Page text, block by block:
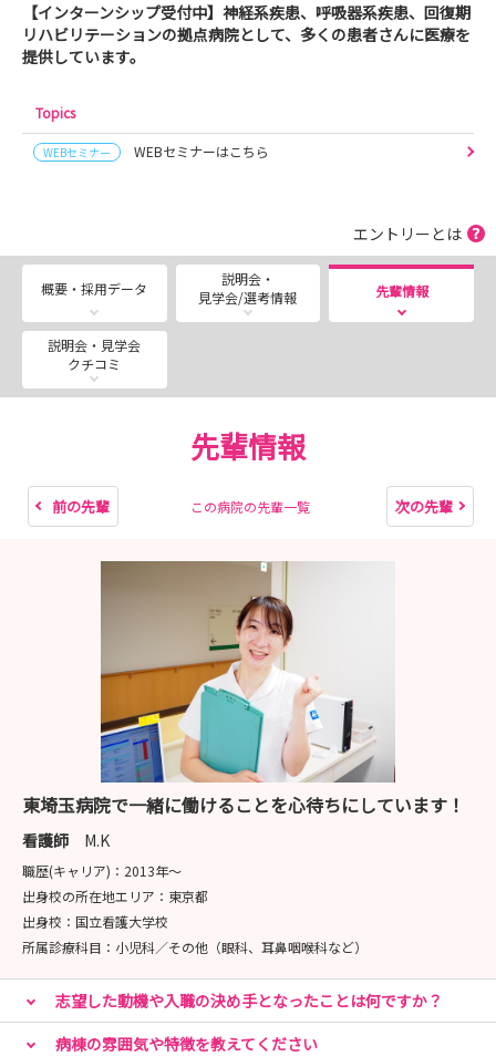
【インターンシップ受付中】神経系疾患、呼吸器系疾患、回復期
リハビリテーションの拠点病院として、多くの患者さんに医療を
提供しています。
Topics
WEBセミナー WEBセミナーはこちら
エントリーとは
概要・採用データ
説明会・
見学会/選考情報
先輩情報
説明会・見学会
クチコミ
先輩情報
前の先輩 この病院の先輩一覧 次の先輩
東埼玉病院で一緒に働けることを心待ちにしています！
看護師 M.K
職歴(キャリア)： 2013年〜
出身校の所在地エリア： 東京都
出身校： 国立看護大学校
所属診療科目： 小児科／その他（眼科、耳鼻咽喉科など）
志望した動機や入職の決め手となったことは何ですか？
病棟の雰囲気や特徴を教えてください